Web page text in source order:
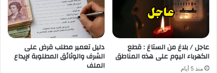
عاجل / بلاغ من الستاغ : قطع
الكهرباء اليوم على هذه المناطق
منذ 5 أيام
دليل تعمير مطلب قرض على
الشرف والوثائق المطلوبة لإيداع
الملف